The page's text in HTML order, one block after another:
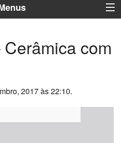
com
2017 às 22:10.